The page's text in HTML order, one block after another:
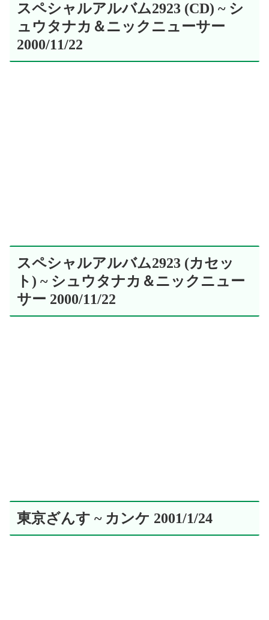
スペシャルアルバム2923 (CD) ~ シ
ュウタナカ＆ニックニューサー
2000/11/22
スペシャルアルバム2923 (カセッ
ト) ~ シュウタナカ＆ニックニュー
サー 2000/11/22
東京ざんす ~ カンケ 2001/1/24